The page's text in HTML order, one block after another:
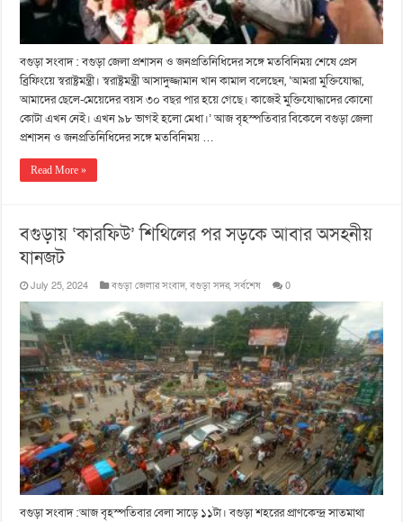
বগুড়া সংবাদ : বগুড়া জেলা প্রশাসন ও জনপ্রতিনিধিদের সঙ্গে মতবিনিময় শেষে প্রেস
ব্রিফিংয়ে স্বরাষ্ট্রমন্ত্রী। স্বরাষ্ট্রমন্ত্রী আসাদুজ্জামান খান কামাল বলেছেন, ‘আমরা মুক্তিযোদ্ধা,
আমাদের ছেলে-মেয়েদের বয়স ৩০ বছর পার হয়ে গেছে। কাজেই মুক্তিযোদ্ধাদের কোনো
কোটা এখন নেই। এখন ৯৮ ভাগই হলো মেধা।’ আজ বৃহস্পতিবার বিকেলে বগুড়া জেলা
প্রশাসন ও জনপ্রতিনিধিদের সঙ্গে মতবিনিময় …
Read More »
বগুড়ায় ‘কারফিউ’ শিথিলের পর সড়কে আবার অসহনীয়
যানজট
July 25, 2024 বগুড়া জেলার সংবাদ,বগুড়া সদর,সর্বশেষ 0
বগুড়া সংবাদ :আজ বৃহস্পতিবার বেলা সাড়ে ১১টা। বগুড়া শহরের প্রাণকেন্দ্র সাতমাথা